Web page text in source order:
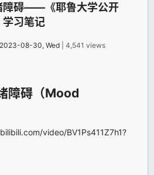
障碍——《耶鲁大学公开
学习笔记
2023-08-30, Wed | 4,541 views
障碍（Mood
video/BV1Ps411Z7h1?